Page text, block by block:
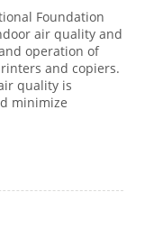
Foundation
air quality and
operation of
and copiers.
quality is
minimize